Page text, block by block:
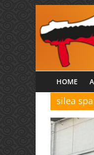
contenuto
Qui
HOME
silea spa